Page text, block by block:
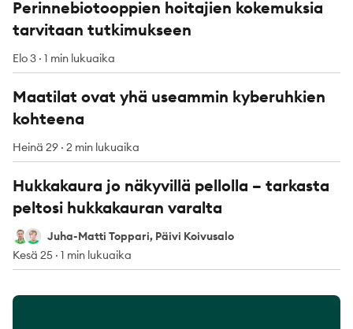
Perinnebiotooppien hoitajien kokemuksia
tarvitaan tutkimukseen
Elo 3 · 1 min lukuaika
Maatilat ovat yhä useammin kyberuhkien
kohteena
Heinä 29 · 2 min lukuaika
Hukkakaura jo näkyvillä pellolla – tarkasta
peltosi hukkakauran varalta
Juha-Matti Toppari
Päivi Koivusalo
Juha-Matti Toppari, Päivi Koivusalo
Kesä 25 · 1 min lukuaika